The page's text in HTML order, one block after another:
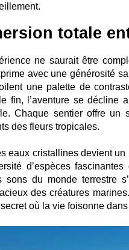
totale
ne saurait être
avec une générosité
une palette de
fin, l’aventure se décline
Chaque sentier offre un
des fleurs tropicales.
eaux cristallines devient
d’espèces
sons du monde terrestre
des créatures
où la vie foisonne